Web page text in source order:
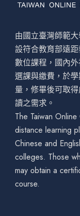
由國立臺灣師範
設符合教育部遠
數位課程，國內
選課與繳費，於
量，修畢後可取
讀之需求。
The Taiwan
distance learning
Chinese and
colleges. Those
may obtain a
course.